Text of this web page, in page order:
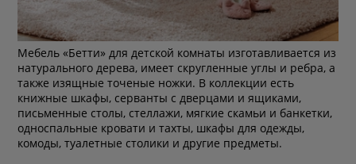
Мебель «Бетти» для детской комнаты изготавливается из
натурального дерева, имеет скругленные углы и ребра, а
также изящные точеные ножки. В коллекции есть
книжные шкафы, серванты с дверцами и ящиками,
письменные столы, стеллажи, мягкие скамьи и банкетки,
односпальные кровати и тахты, шкафы для одежды,
комоды, туалетные столики и другие предметы.